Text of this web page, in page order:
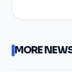
MORE